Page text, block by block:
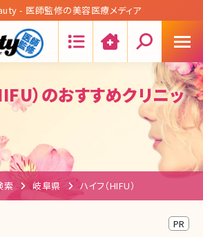
- 医師監修の美容医療メディア
）のおすすめクリニッ
索 岐阜県 ハイフ（HIFU）
PR